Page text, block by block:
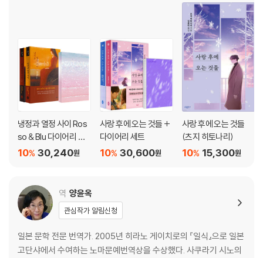
냉정과 열정 사이 Ros
so & Blu 다이어리 세
트
30,240원
10%
사랑 후에 오는 것들 +
다이어리 세트
30,600원
10%
사랑 후에 오는 것들
(츠지 히토나리)
15,300원
10%
역 양윤옥
관심작가 알림신청
일본 문학 전문 번역가. 2005년 히라노 게이치로의 『일식』으로 일본
고단샤에서 수여하는 노마문예번역상을 수상했다. 사쿠라기 시노의